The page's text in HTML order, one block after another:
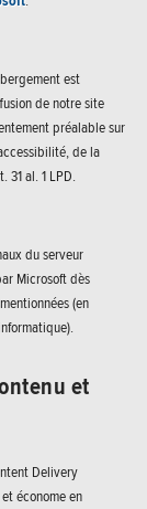
est
de notre site
préalable sur
de la
31 al. 1 LPD.
du serveur
Microsoft dès
(en
et
Delivery
économe en